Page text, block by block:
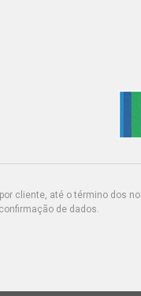
cliente, até o término dos
de dados.